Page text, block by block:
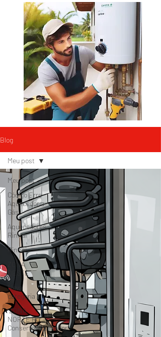
Blog
Meu post
Código Erro
Aquecedor a
Gás
Aquecedores
Rinnai
Rinnai
ZONA
OESTE
Nova
categoria
"ZONA
NORTE RJ"
Conserto|Aquecedor
Meu post